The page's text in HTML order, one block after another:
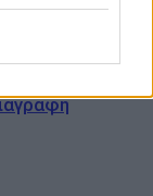
στο σπίτι
Π.